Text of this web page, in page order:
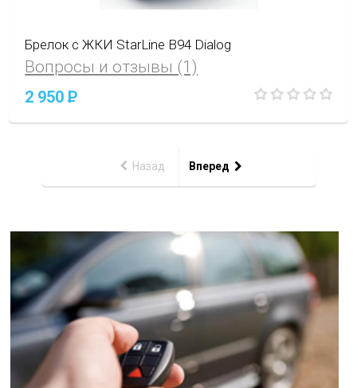
Брелок с ЖКИ StarLine B94 Dialog
Вопросы и отзывы (1)
2 950P
Назад Вперед